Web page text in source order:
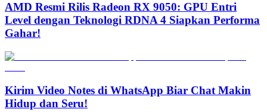
AMD Resmi Rilis Radeon RX 9050: GPU Entri
Level dengan Teknologi RDNA 4 Siapkan Performa
Gahar!
Kirim Video Notes di WhatsApp Biar Chat Makin
Hidup dan Seru!